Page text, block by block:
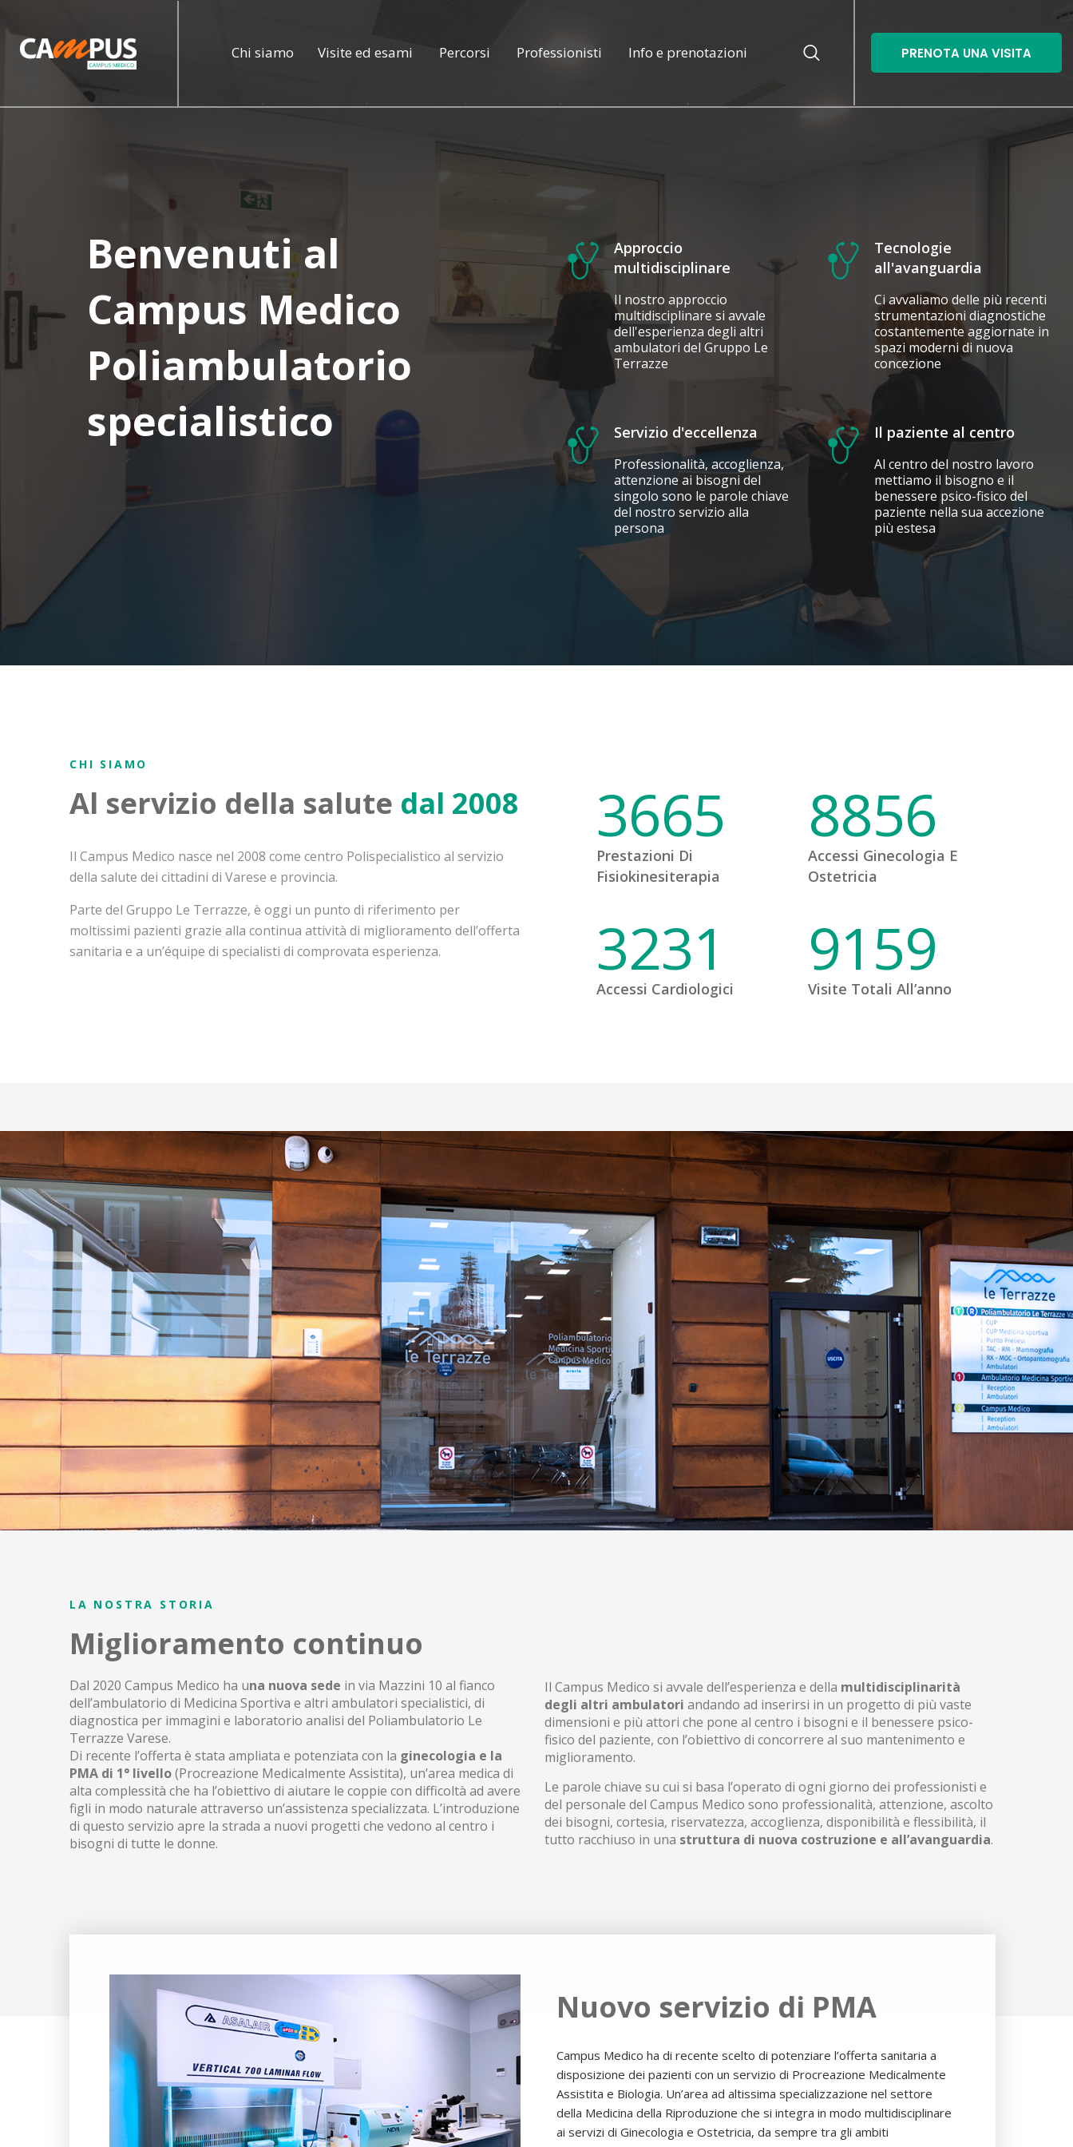
Chi siamo Visite ed esami Percorsi Professionisti Info e prenotazioni PRENOTA UNA VISITA
Benvenuti al
Campus Medico
Poliambulatorio
specialistico
Approccio
multidisciplinare
Il nostro approccio
multidisciplinare si avvale
dell'esperienza degli altri
ambulatori del Gruppo Le
Terrazze
Tecnologie
all'avanguardia
Ci avvaliamo delle più recenti
strumentazioni diagnostiche
costantemente aggiornate in
spazi moderni di nuova
concezione
Servizio d'eccellenza
Professionalità, accoglienza,
attenzione ai bisogni del
singolo sono le parole chiave
del nostro servizio alla
persona
Il paziente al centro
Al centro del nostro lavoro
mettiamo il bisogno e il
benessere psico-fisico del
paziente nella sua accezione
più estesa
CHI SIAMO
Al servizio della salute dal 2008
Il Campus Medico nasce nel 2008 come centro Polispecialistico al servizio
della salute dei cittadini di Varese e provincia.
Parte del Gruppo Le Terrazze, è oggi un punto di riferimento per
moltissimi pazienti grazie alla continua attività di miglioramento dell’offerta
sanitaria e a un’équipe di specialisti di comprovata esperienza.
3665
Prestazioni Di
Fisiokinesiterapia
3231
Accessi Cardiologici
8856
Accessi Ginecologia E
Ostetricia
9159
Visite Totali All’anno
LA NOSTRA STORIA
Miglioramento continuo
Dal 2020 Campus Medico ha una nuova sede in via Mazzini 10 al fianco
dell’ambulatorio di Medicina Sportiva e altri ambulatori specialistici, di
diagnostica per immagini e laboratorio analisi del Poliambulatorio Le
Terrazze Varese.
Di recente l’offerta è stata ampliata e potenziata con la ginecologia e la
PMA di 1° livello(Procreazione Medicalmente Assistita), un’area medica di
alta complessità che ha l’obiettivo di aiutare le coppie con difficoltà ad avere
figli in modo naturale attraverso un’assistenza specializzata. L’introduzione
di questo servizio apre la strada a nuovi progetti che vedono al centro i
bisogni di tutte le donne.
Il Campus Medico si avvale dell’esperienza e della multidisciplinarità
degli altri ambulatori andando ad inserirsi in un progetto di più vaste
dimensioni e più attori che pone al centro i bisogni e il benessere psico-
fisico del paziente, con l’obiettivo di concorrere al suo mantenimento e
miglioramento.
Le parole chiave su cui si basa l’operato di ogni giorno dei professionisti e
del personale del Campus Medico sono professionalità, attenzione, ascolto
dei bisogni, cortesia, riservatezza, accoglienza, disponibilità e flessibilità, il
tutto racchiuso in una struttura di nuova costruzione e all’avanguardia.
Nuovo servizio di PMA
Campus Medico ha di recente scelto di potenziare l’offerta sanitaria a
disposizione dei pazienti con un servizio di Procreazione Medicalmente
Assistita e Biologia. Un’area ad altissima specializzazione nel settore
della Medicina della Riproduzione che si integra in modo multidisciplinare
ai servizi di Ginecologia e Ostetricia, da sempre tra gli ambiti